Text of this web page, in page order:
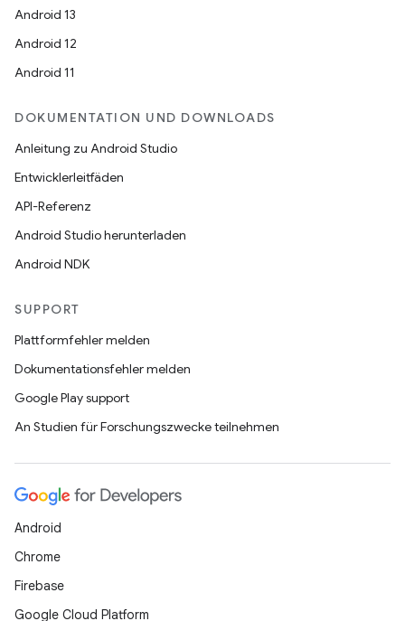
Android 13
Android 12
Android 11
DOKUMENTATION UND DOWNLOADS
Anleitung zu Android Studio
Entwicklerleitfäden
API-Referenz
Android Studio herunterladen
Android NDK
SUPPORT
Plattformfehler melden
Dokumentationsfehler melden
Google Play support
An Studien für Forschungszwecke teilnehmen
Android
Chrome
Firebase
Google Cloud Platform